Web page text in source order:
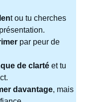
t ou tu cherches
par peur de
de clarté et tu
davantage, mais